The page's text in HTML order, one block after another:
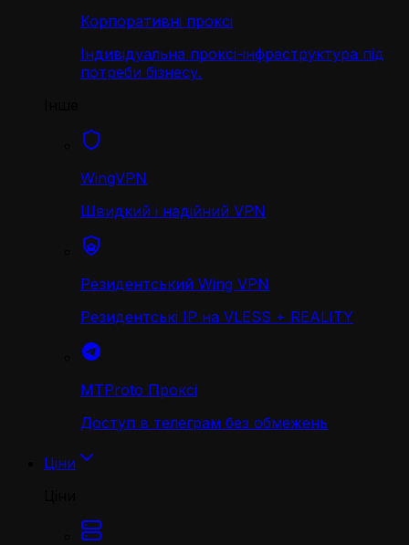
Корпоративні проксі
Індивідуальна проксі-інфраструктура під
потреби бізнесу.
WingVPN
Швидкий і надійний VPN
Резидентський Wing VPN
Резидентські IP на VLESS + REALITY
MTProto Проксі
Доступ в телеграм без обмежень
Ціни